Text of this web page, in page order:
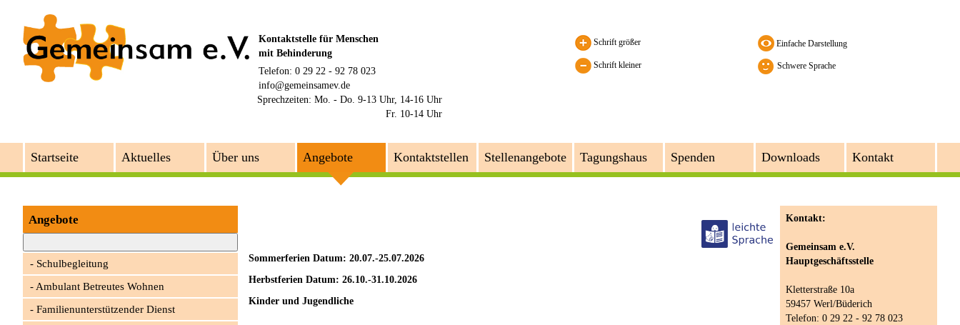
Kontaktstelle für Menschen
mit Behinderung
Telefon: 0 29 22 - 92 78 023
info@gemeinsamev.de
Sprechzeiten: Mo. - Do. 9-13 Uhr, 14-16 Uhr
Fr. 10-14 Uhr
Schrift größer
Schrift kleiner Schwere Sprache
Startseite Aktuelles Über uns Angebote Kontaktstellen Stellenangebote Tagungshaus Spenden Downloads Kontakt
Angebote
Schulbegleitung
Ambulant Betreutes Wohnen
Familienunterstützender Dienst
Sommerferien Datum: 20.07.-25.07.2026
Herbstferien Datum: 26.10.-31.10.2026
Kinder und Jugendliche
Kontakt:
Gemeinsam e.V.
Hauptgeschäftsstelle
Kletterstraße 10a
59457 Werl/Büderich
Telefon: 0 29 22 - 92 78 023